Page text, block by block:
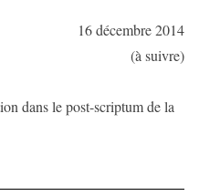
16 décembre 2014
(à suivre)
dans le post-scriptum de la